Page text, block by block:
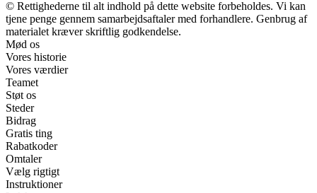
© Rettighederne til alt indhold på dette website forbeholdes. Vi kan
tjene penge gennem samarbejdsaftaler med forhandlere. Genbrug af
materialet kræver skriftlig godkendelse.
Mød os
Vores historie
Vores værdier
Teamet
Støt os
Steder
Bidrag
Gratis ting
Rabatkoder
Omtaler
Vælg rigtigt
Instruktioner